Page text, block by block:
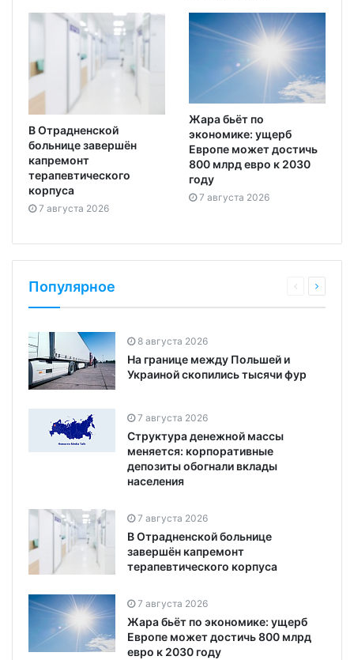
В Отрадненской
больнице завершён
капремонт
терапевтического
корпуса
7 августа 2026
Жара бьёт по
экономике: ущерб
Европе может достичь
800 млрд евро к 2030
году
7 августа 2026
Популярное
8 августа 2026
На границе между Польшей и
Украиной скопились тысячи фур
7 августа 2026
Структура денежной массы
меняется: корпоративные
депозиты обогнали вклады
населения
7 августа 2026
В Отрадненской больнице
завершён капремонт
терапевтического корпуса
7 августа 2026
Жара бьёт по экономике: ущерб
Европе может достичь 800 млрд
евро к 2030 году